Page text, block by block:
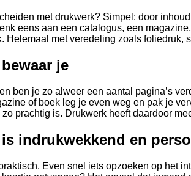
met drukwerk? Simpel: door
eens aan een catalogus, een
Helemaal met veredeling zoals
je
ben je zo alweer een aantal pagina’s
of boek leg je even weg en pak je
prachtig is. Drukwerk heeft daardoor
is indrukwekkend en
Even snel iets opzoeken op het